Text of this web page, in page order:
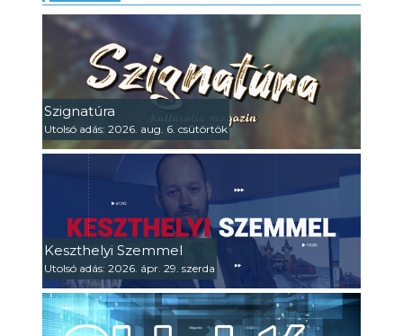
Szignatúra
Utolsó adás: 2026. aug. 6. csütörtök
Keszthelyi Szemmel
Utolsó adás: 2026. ápr. 29. szerda